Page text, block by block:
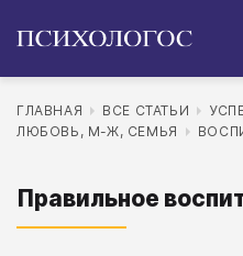
ГЛАВНАЯ ВСЕ СТАТЬИ
ЛЮБОВЬ, М-Ж, СЕМЬЯ
Правильное